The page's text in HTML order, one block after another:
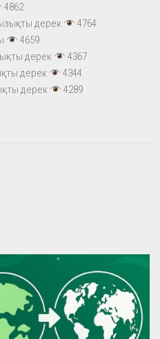
4862
дерек
4764
4659
дерек
4367
дерек
4344
дерек
4289